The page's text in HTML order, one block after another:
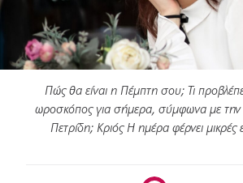
Πώς θα είναι η Πέμπτη σου; Τι
ωροσκόπος για σήμερα, σύμφωνα με την
Πετρίδη; Κριός Η ημέρα φέρνει μικρές